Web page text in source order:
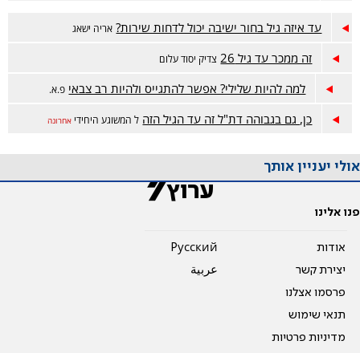
עד איזה גיל בחור ישיבה יכול לדחות שירות? אריה ישאג
זה ממכר עד גיל 26 צדיק יסוד עלום
למה להיות שלילי? אפשר להתגייס ולהיות רב צבאי פ.א.
כן, גם בגבוהה דת"ל זה עד הגיל הזה ל המשוגע היחידי אחרונה
אולי יעניין אותך
פנו אלינו
אודות
יצירת קשר
פרסמו אצלנו
תנאי שימוש
מדיניות פרטיות
Pусский
عربية